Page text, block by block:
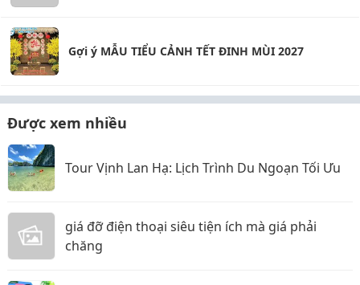
Gợi ý MẪU TIỂU CẢNH TẾT ĐINH MÙI 2027
Được xem nhiều
Tour Vịnh Lan Hạ: Lịch Trình Du Ngoạn Tối Ưu
giá đỡ điện thoại siêu tiện ích mà giá phải
chăng